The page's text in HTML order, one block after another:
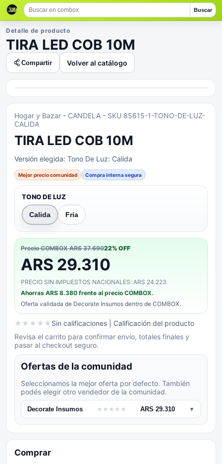
Buscar
Detalle de producto
TIRA LED COB 10M
Compartir Volver al catálogo
Hogar y Bazar - CANDELA - SKU 85615-1-TONO-DE-LUZ-
CALIDA
TIRA LED COB 10M
Versión elegida: Tono De Luz: Calida
Mejor precio comunidad Compra interna segura
TONO DE LUZ
Calida Fria
Precio COMBOXARS 37.69022% OFF
ARS 29.310
PRECIO SIN IMPUESTOS NACIONALES: ARS 24.223
Ahorras ARS 8.380 frente al precio COMBOX.
Oferta validada de Decorate Insumos dentro de COMBOX.
★ ★ ★ ★ ★Sin calificaciones | Calificación del producto
Revisa el carrito para confirmar envío, totales finales y
pasar al checkout seguro.
Ofertas de la comunidad
Seleccionamos la mejor oferta por defecto. También
podés elegir otro vendedor de la comunidad.
Decorate Insumos ★ ★ ★ ★ ★ ARS 29.310 ▼
Comprar